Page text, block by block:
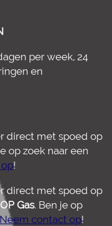
per week, 24
en
direct met spoed op
op zoek naar een
!
direct met spoed op
Gas. Ben je op
Neem contact op!